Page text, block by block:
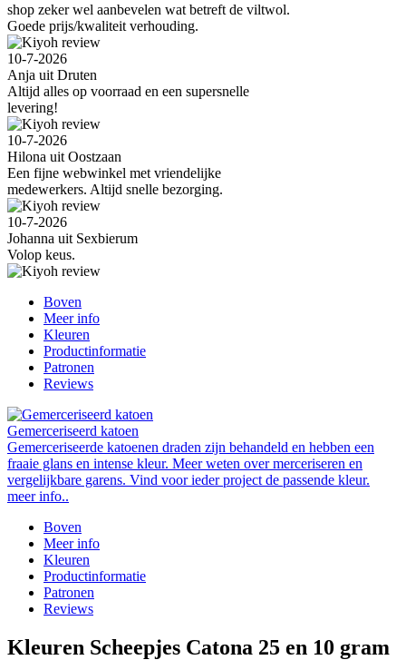
shop zeker wel aanbevelen wat betreft de viltwol.
Goede prijs/kwaliteit verhouding.
10-7-2026
Anja uit Druten
Altijd alles op voorraad en een supersnelle
levering!
10-7-2026
Hilona uit Oostzaan
Een fijne webwinkel met vriendelijke
medewerkers. Altijd snelle bezorging.
10-7-2026
Johanna uit Sexbierum
Volop keus.
Boven
Meer info
Kleuren
Productinformatie
Patronen
Reviews
Gemerceriseerd katoen
Gemerceriseerde katoenen draden zijn behandeld en hebben een
fraaie glans en intense kleur. Meer weten over merceriseren en
vergelijkbare garens. Vind voor ieder project de passende kleur.
meer info..
Boven
Meer info
Kleuren
Productinformatie
Patronen
Reviews
Kleuren Scheepjes Catona 25 en 10 gram